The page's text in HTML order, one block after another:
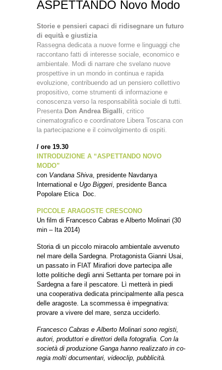
ASPETTANDO Novo Modo
Storie e pensieri capaci di ridisegnare un futuro
di equità e giustizia
Rassegna dedicata a nuove forme e linguaggi che
raccontano fatti di interesse sociale, economico e
ambientale. Modi di narrare che svelano nuove
prospettive in un mondo in continua e rapida
evoluzione, contribuendo ad un pensiero collettivo
propositivo, come strumenti di informazione e
conoscenza verso la responsabilità sociale di tutti.
Presenta Don Andrea Bigalli , critico
cinematografico e coordinatore Libera Toscana con
la partecipazione e il coinvolgimento di ospiti.
/ ore 19.30
INTRODUZIONE A “ASPETTANDO NOVO
MODO”
con Vandana Shiva , presidente Navdanya
International e Ugo Biggeri , presidente Banca
Popolare Etica Doc.
PICCOLE ARAGOSTE CRESCONO
Un film di Francesco Cabras e Alberto Molinari (30
min – Ita 2014)
Storia di un piccolo miracolo ambientale avvenuto
nel mare della Sardegna. Protagonista Gianni Usai,
un passato in FIAT Mirafiori dove partecipa alle
lotte politiche degli anni Settanta per tornare poi in
Sardegna a fare il pescatore. Lì metterà in piedi
una cooperativa dedicata principalmente alla pesca
delle aragoste. La scommessa è impegnativa:
provare a vivere del mare, senza ucciderlo.
Francesco Cabras e Alberto Molinari sono registi,
autori, produttori e direttori della fotografia. Con la
società di produzione Ganga hanno realizzato in co-
regia molti documentari, videoclip, pubblicità.